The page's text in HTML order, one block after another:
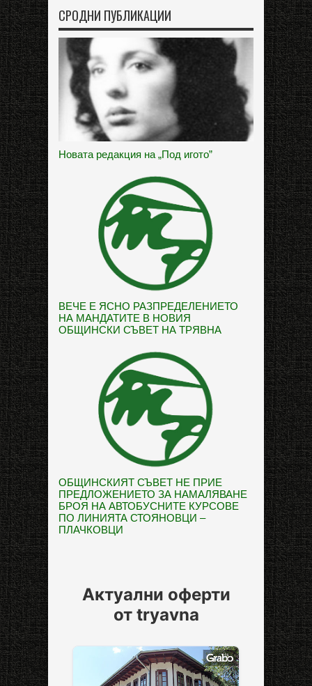
СРОДНИ ПУБЛИКАЦИИ
Новата редакция на „Под игото”
ВЕЧЕ Е ЯСНО РАЗПРЕДЕЛЕНИЕТО
НА МАНДАТИТЕ В НОВИЯ
ОБЩИНСКИ СЪВЕТ НА ТРЯВНА
ОБЩИНСКИЯТ СЪВЕТ НЕ ПРИЕ
ПРЕДЛОЖЕНИЕТО ЗА НАМАЛЯВАНЕ
БРОЯ НА АВТОБУСНИТЕ КУРСОВЕ
ПО ЛИНИЯТА СТОЯНОВЦИ –
ПЛАЧКОВЦИ
Актуални оферти
от tryavna